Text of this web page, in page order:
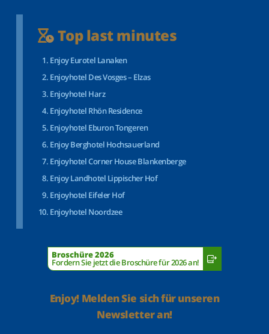
Top last minutes
Enjoy Eurotel Lanaken
Enjoyhotel Des Vosges – Elzas
Enjoyhotel Harz
Enjoyhotel Rhön Residence
Enjoyhotel Eburon Tongeren
Enjoy Berghotel Hochsauerland
Enjoyhotel Corner House Blankenberge
Enjoy Landhotel Lippischer Hof
Enjoyhotel Eifeler Hof
Enjoyhotel Noordzee
Broschüre 2026
Fordern Sie jetzt die Broschüre für 2026 an!
Enjoy! Melden Sie sich für unseren
Newsletter an!